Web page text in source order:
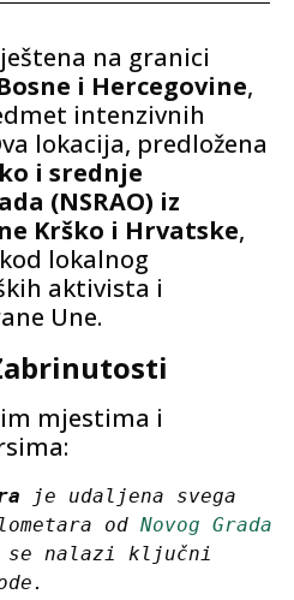
na granici
i Hercegovine,
intenzivnih
lokacija, predložena
i srednje
(NSRAO) iz
Krško i Hrvatske,
lokalnog
aktivista i
Une.
mjestima i
je udaljena svega
od Novog Grada
se nalazi ključni